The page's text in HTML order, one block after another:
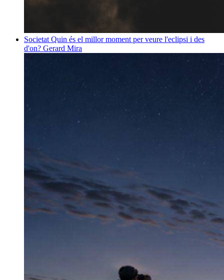
Societat Quin és el millor moment per veure l'eclipsi i des
d'on? Gerard Mira